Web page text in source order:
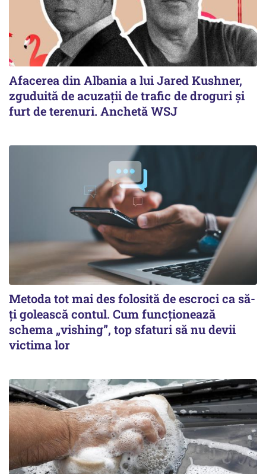
Afacerea din Albania a lui Jared Kushner,
zguduită de acuzații de trafic de droguri și
furt de terenuri. Anchetă WSJ
Metoda tot mai des folosită de escroci ca să-
ți golească contul. Cum funcționează
schema „vishing”, top sfaturi să nu devii
victima lor